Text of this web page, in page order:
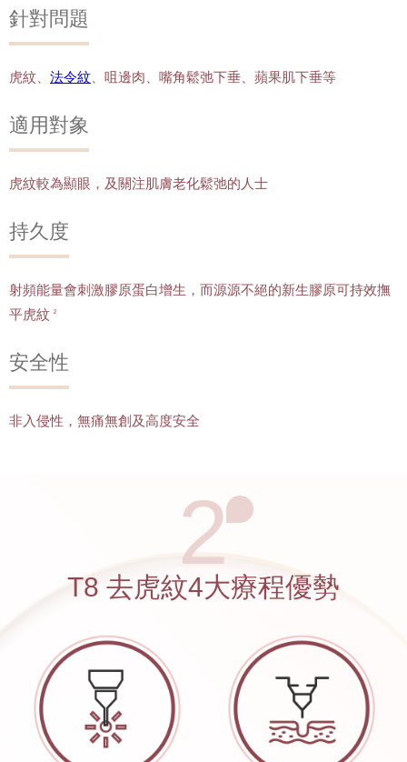
針對問題
虎紋、 法令紋 、咀邊肉、嘴角鬆弛下垂、蘋果肌下垂等
適用對象
虎紋較為顯眼，及關注肌膚老化鬆弛的人士
持久度
射頻能量會刺激膠原蛋白增生，而源源不絕的新生膠原可持效撫
平虎紋 2
安全性
非入侵性，無痛無創及高度安全
2
T8 去虎紋4大療程優勢